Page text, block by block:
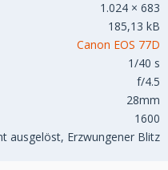
1.024 × 683
185,13 kB
Canon EOS 77D
1/40 s
f/4.5
28mm
1600
ausgelöst, Erzwungener Blitz